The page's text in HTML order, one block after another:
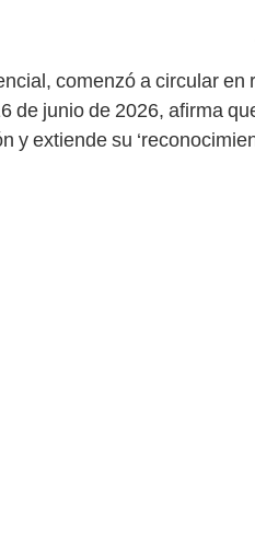
comenzó a circular
de junio de 2026, afirma
y extiende su